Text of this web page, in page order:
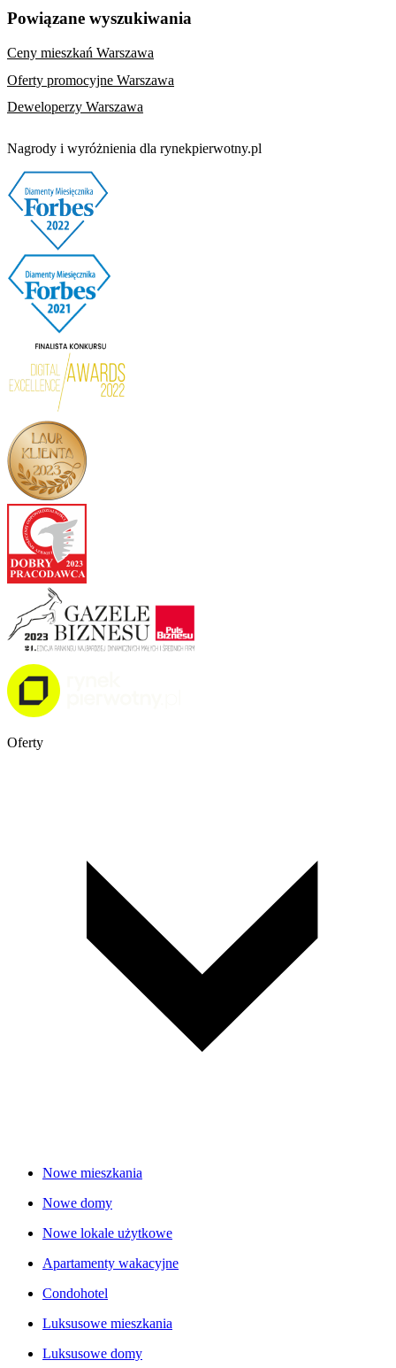
Powiązane wyszukiwania
Ceny mieszkań Warszawa
Oferty promocyjne Warszawa
Deweloperzy Warszawa
Nagrody i wyróżnienia dla rynekpierwotny.pl
Oferty
Nowe mieszkania
Nowe domy
Nowe lokale użytkowe
Apartamenty wakacyjne
Condohotel
Luksusowe mieszkania
Luksusowe domy